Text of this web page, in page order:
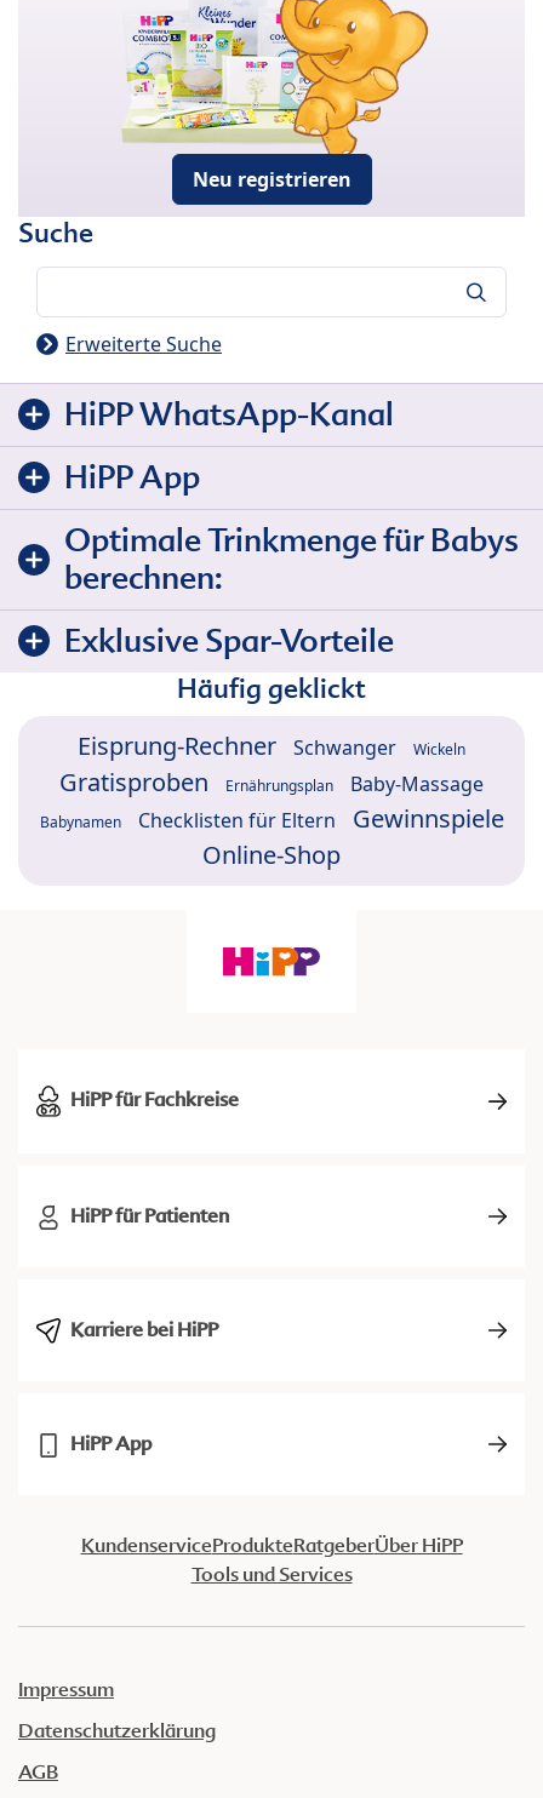
Neu registrieren
Suche
Erweiterte Suche
HiPP WhatsApp-Kanal
HiPP App
Optimale Trinkmenge für Babys
berechnen:
Exklusive Spar-Vorteile
Häufig geklickt
Eisprung-Rechner Schwanger Wickeln
Gratisproben Ernährungsplan Baby-Massage
Babynamen Checklisten für Eltern
Gewinnspiele
Online-Shop
HiPP für Fachkreise
HiPP für Patienten
Karriere bei HiPP
HiPP App
KundenserviceProdukteRatgeberÜber HiPP
Tools und Services
Impressum
Datenschutzerklärung
AGB